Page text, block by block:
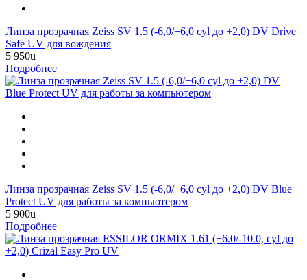
Линза прозрачная Zeiss SV 1.5 (-6,0/+6,0 cyl до +2,0) DV Drive
Safe UV для вождения
5 950u
Подробнее
Линза прозрачная Zeiss SV 1.5 (-6,0/+6,0 cyl до +2,0) DV Blue
Protect UV для работы за компьютером
5 900u
Подробнее